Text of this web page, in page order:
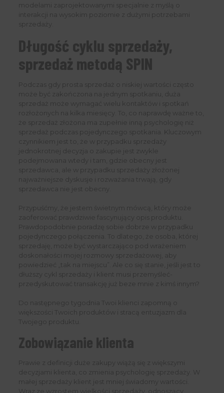
modelami zaprojektowanymi specjalnie z myślą o
interakcji na wysokim poziomie z dużymi potrzebami
sprzedaży.
Długość cyklu sprzedaży,
sprzedaż metodą SPIN
Podczas gdy prosta sprzedaż o niskiej wartości często
może być zakończona na jednym spotkaniu, duża
sprzedaż może wymagać wielu kontaktów i spotkań
rozłożonych na kilka miesięcy. To, co naprawdę ważne to,
że sprzedaż złożona ma zupełnie inną psychologię niż
sprzedaż podczas pojedynczego spotkania. Kluczowym
czynnikiem jest to, że w przypadku sprzedaży
jednokrotnej decyzja o zakupie jest zwykle
podejmowana wtedy i tam, gdzie obecny jest
sprzedawca, ale w przypadku sprzedaży złożonej
najważniejsze dyskusje i rozważania trwają, gdy
sprzedawca nie jest obecny.
Przypuśćmy, że jestem świetnym mówcą, który może
zaoferować prawdziwie fascynujący opis produktu.
Prawdopodobnie poradzę sobie dobrze w przypadku
pojedynczego połączenia. To dlatego, że osoba, której
sprzedaję, może być wystarczająco pod wrażeniem
doskonałości mojej rozmowy sprzedażowej, aby
powiedzieć „tak na miejscu”. Ale co się stanie, jeśli jest to
dłuższy cykl sprzedaży i klient musi przemyśleć-
przedyskutować transakcję już beze mnie z kimś innym?
Do następnego tygodnia Twoi klienci zapomną o
większości Twoich produktów i stracą entuzjazm dla
Twojego produktu.
Zobowiązanie klienta
Prawie z definicji duże zakupy wiążą się z większymi
decyzjami klienta, co zmienia psychologię sprzedaży. W
małej sprzedaży klient jest mniej świadomy wartości.
Wraz ze wzrostem wielkości sprzedaży, odnoszący